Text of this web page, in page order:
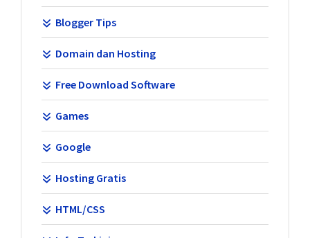
Blogger Tips
Domain dan Hosting
Free Download Software
Games
Google
Hosting Gratis
HTML/CSS